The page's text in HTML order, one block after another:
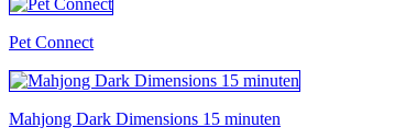
Pet Connect
Mahjong Dark Dimensions 15 minuten